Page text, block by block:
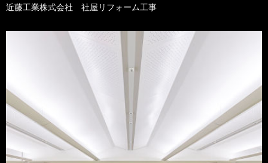
近藤工業株式会社 社屋リフォーム工事